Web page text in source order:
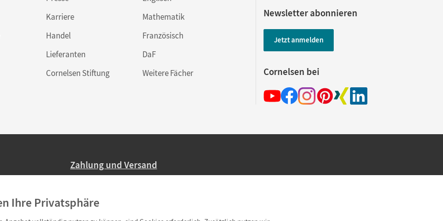
Karriere
Handel
Lieferanten
Cornelsen Stiftung
Mathematik
Französisch
DaF
Weitere Fächer
Newsletter abonnieren
Jetzt anmelden
Cornelsen bei
Zahlung und Versand
Ab 59,– EUR Bestellwert liefern wir versandkostenfrei innerhalb Deutschlands
Ihre Privatsphäre